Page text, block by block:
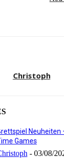
Christoph
Neuheiten
Games
- 03/08/